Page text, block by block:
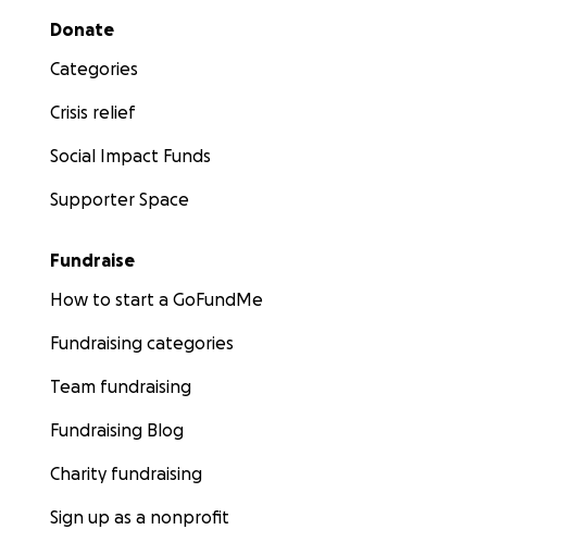
Secondary menu
Donate
Categories
Crisis relief
Social Impact Funds
Supporter Space
Fundraise
How to start a GoFundMe
Fundraising categories
Team fundraising
Fundraising Blog
Charity fundraising
Sign up as a nonprofit